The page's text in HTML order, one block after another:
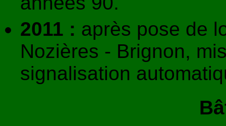
2011 : après pose de
Nozières - Brignon,
signalisation